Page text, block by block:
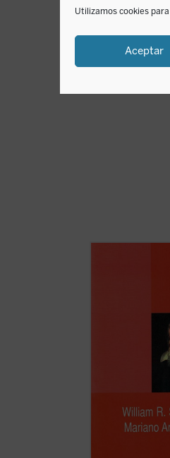
Utilizamos cookies
Aceptar
«Galileo es el
moderna y una
historia de la
transformaron la
choque con las